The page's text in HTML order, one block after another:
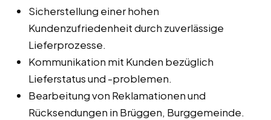
Sicherstellung einer hohen
Kundenzufriedenheit durch zuverlässige
Lieferprozesse.
Kommunikation mit Kunden bezüglich
Lieferstatus und -problemen.
Bearbeitung von Reklamationen und
Rücksendungen in Brüggen, Burggemeinde.